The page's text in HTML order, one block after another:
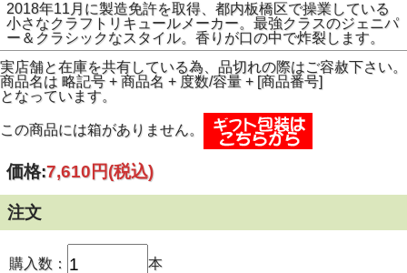
2018年11月に製造免許を取得、都内板橋区で操業している
小さなクラフトリキュールメーカー。最強クラスのジェニパ
ー＆クラシックなスタイル。香りが口の中で炸裂します。
実店舗と在庫を共有している為、品切れの際はご容赦下さい。
商品名は 略記号 + 商品名 + 度数/容量 + [商品番号]
となっています。
この商品には箱がありません。
価格:7,610円(税込)
注文
購入数： 本